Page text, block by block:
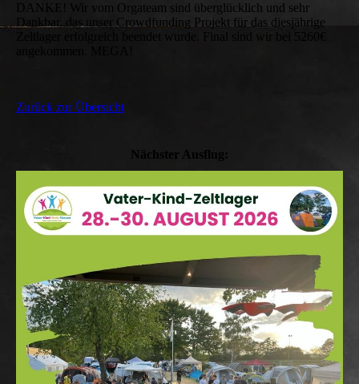
DANKE! Wir vom Orgateam sind überglücklich und sehr
Dankbar, das unser Crowdfunding Projekt für das diesjährige
Zeltlager erfolgreich beendet wurde. Final sind wir bei 5260€
Zurück zur Übersicht
Nächster Ausflug: